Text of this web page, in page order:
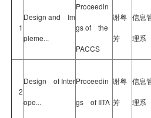
1
Design and Im
pleme...
Proceedin
gs of the
PACCS
谢粤
芳
信息
理系
2
Design of Inter
ope...
Proceedin
gs of IITA
谢粤
芳
信息
理系